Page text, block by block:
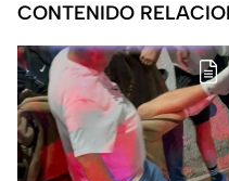
CONTENIDO